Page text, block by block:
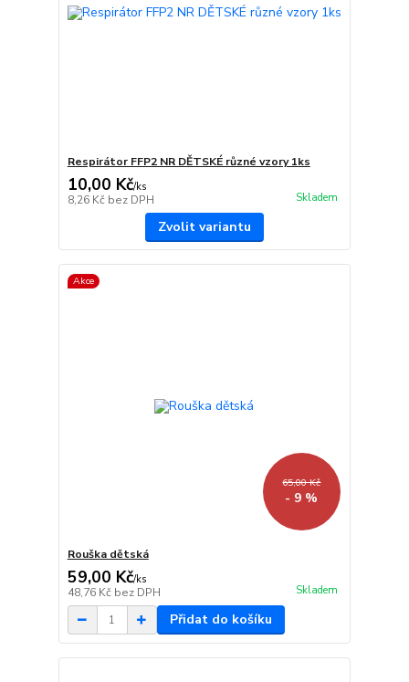
Respirátor FFP2 NR DĚTSKÉ různé vzory 1ks
10,00 Kč/ks
8,26 Kč bez DPH Skladem
Zvolit variantu
Akce
65,00 Kč
- 9 %
Rouška dětská
59,00 Kč/ks
48,76 Kč bez DPH Skladem
Přidat do košíku